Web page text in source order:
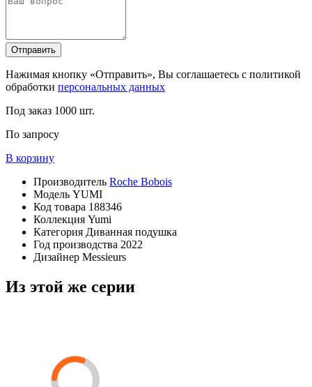
Отправить
Нажимая кнопку «Отправить», Вы соглашаетесь с политикой
обработки персональных данных
Под заказ 1000 шт.
По запросу
В корзину
Производитель Roche Bobois
Модель YUMI
Код товара 188346
Коллекция Yumi
Категория Диванная подушка
Год производства 2022
Дизайнер Messieurs
Из этой же серии